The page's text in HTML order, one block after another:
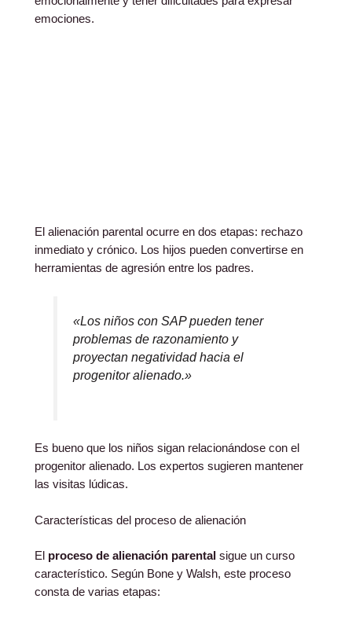
emociones.
El alienación parental ocurre en dos etapas: rechazo
inmediato y crónico. Los hijos pueden convertirse en
herramientas de agresión entre los padres.
«Los niños con SAP pueden tener
problemas de razonamiento y
proyectan negatividad hacia el
progenitor alienado.»
Es bueno que los niños sigan relacionándose con el
progenitor alienado. Los expertos sugieren mantener
las visitas lúdicas.
Características del proceso de alienación
El proceso de alienación parental sigue un curso
característico. Según Bone y Walsh, este proceso
consta de varias etapas: